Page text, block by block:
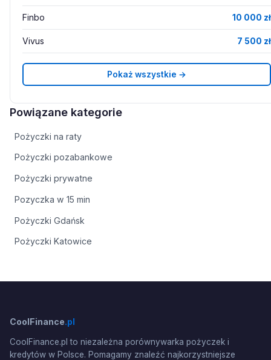
Finbo 10 000 zł
Vivus 7 500 zł
Pokaż wszystkie →
Powiązane kategorie
Pożyczki na raty
Pożyczki pozabankowe
Pożyczki prywatne
Pozyczka w 15 min
Pożyczki Gdańsk
Pożyczki Katowice
CoolFinance.pl
CoolFinance.pl to niezależna porównywarka pożyczek i
kredytów w Polsce. Pomagamy znaleźć najkorzystniejsze